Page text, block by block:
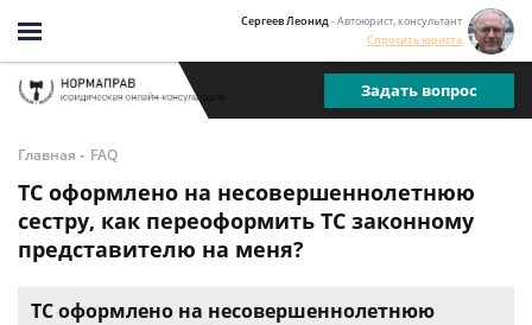
Сергеев Леонид - Автоюрист, консультант
Спросить юриста
Задать вопрос
Главная - FAQ
ТС оформлено на несовершеннолетнюю
сестру, как переоформить ТС законному
представителю на меня?
ТС оформлено на несовершеннолетнюю